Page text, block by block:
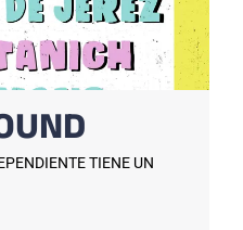
TIENE UN